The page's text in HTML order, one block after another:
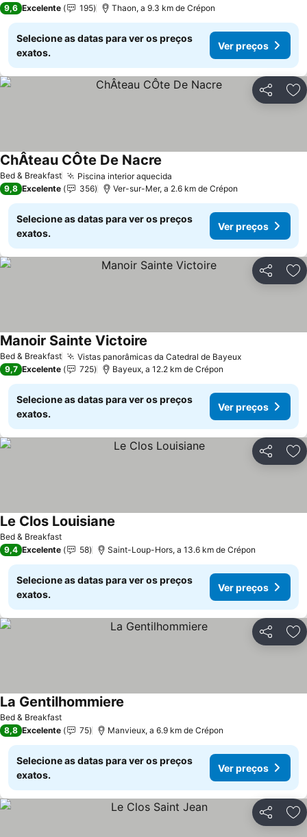
9,6 Excelente 195 Thaon, a 9.3 km de Crépon
Selecione as datas para ver os preços
exatos.
Ver preços
Partilhar
Bed & Breakfast Piscina interior aquecida
ChÂteau CÔte De Nacre
9,8 Excelente 356 Ver-sur-Mer, a 2.6 km de Crépon
Selecione as datas para ver os preços
exatos.
Ver preços
Partilhar
Bed & Breakfast Vistas panorâmicas da Catedral de BayeuxVer preços
Manoir Sainte Victoire
9,7 Excelente 725 Bayeux, a 12.2 km de Crépon
Selecione as datas para ver os preços
exatos.
Ver preços
Partilhar
Bed & Breakfast
Le Clos Louisiane
9,4 Excelente 58 Saint-Loup-Hors, a 13.6 km de Crépon
Selecione as datas para ver os preços
exatos.
Ver preços
Partilhar
Bed & Breakfast
La Gentilhommiere
8,8 Excelente 75 Manvieux, a 6.9 km de Crépon
Selecione as datas para ver os preços
exatos.
Ver preços
Partilhar